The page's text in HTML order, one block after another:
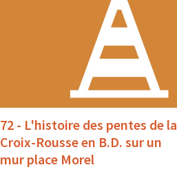
72 - L'histoire des pentes de la
Croix-Rousse en B.D. sur un
mur place Morel